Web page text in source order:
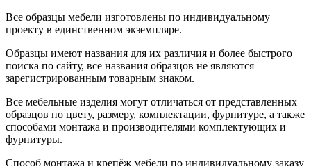
Все образцы мебели изготовлены по индивидуальному
проекту в единственном экземпляре.
Образцы имеют названия для их различия и более быстрого
поиска по сайту, все названия образцов не являются
зарегистрированным товарным знаком.
Все мебельные изделия могут отличаться от представленных
образцов по цвету, размеру, комплектации, фурнитуре, а также
способами монтажа и производителями комплектующих и
фурнитуры.
Способ монтажа и крепёж мебели по индивидуальному заказу